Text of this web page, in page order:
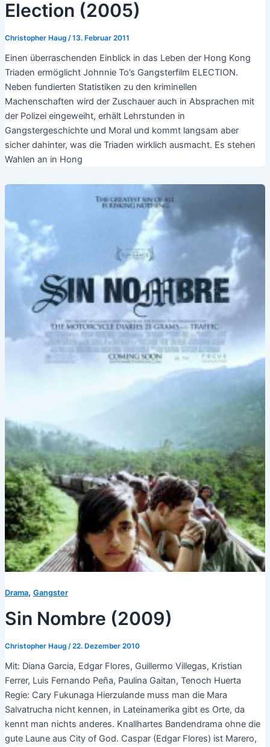
Election (2005)
Christopher Haug /13. Februar 2011
Einen überraschenden Einblick in das Leben der Hong Kong
Triaden ermöglicht Johnnie To’s Gangsterfilm ELECTION.
Neben fundierten Statistiken zu den kriminellen
Machenschaften wird der Zuschauer auch in Absprachen mit
der Polizei eingeweiht, erhält Lehrstunden in
Gangstergeschichte und Moral und kommt langsam aber
sicher dahinter, was die Triaden wirklich ausmacht. Es stehen
Wahlen an in Hong
Drama, Gangster
Sin Nombre (2009)
Christopher Haug /22. Dezember 2010
Mit: Diana Garcia, Edgar Flores, Guillermo Villegas, Kristian
Ferrer, Luis Fernando Peña, Paulina Gaitan, Tenoch Huerta
Regie: Cary Fukunaga Hierzulande muss man die Mara
Salvatrucha nicht kennen, in Lateinamerika gibt es Orte, da
kennt man nichts anderes. Knallhartes Bandendrama ohne die
gute Laune aus City of God. Caspar (Edgar Flores) ist Marero,